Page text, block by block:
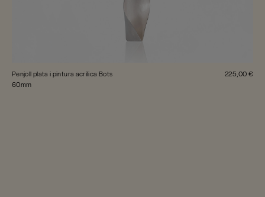
Penjoll plata i pintura acrílica Bots
60mm
225,00 €